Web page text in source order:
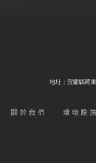
地址：宜蘭縣羅